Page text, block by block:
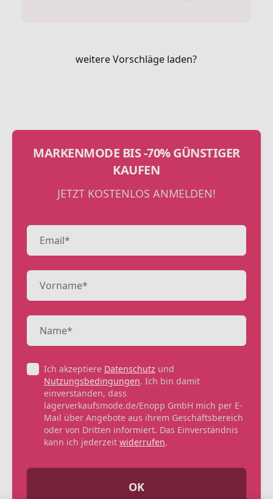
weitere Vorschläge laden?
MARKENMODE BIS -70% GÜNSTIGER
KAUFEN
JETZT KOSTENLOS ANMELDEN!
Ich akzeptiere Datenschutz und
Nutzungsbedingungen. Ich bin damit
einverstanden, dass
lagerverkaufsmode.de/Enopp GmbH mich per E-
Mail über Angebote aus ihrem Geschäftsbereich
oder von Dritten informiert. Das Einverständnis
kann ich jederzeit widerrufen.
OK